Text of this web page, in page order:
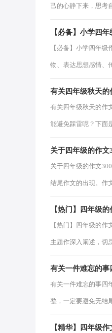
己的心静下来，思考
【必备】小学四
【必备】小学四年
物、表达思想感情、
有关四年级秋天的
有关四年级秋天的作
能避免踩雷呢？下面
关于四年级的作文
关于四年级的作文
结尾作文的出现。作
【热门】四年级
【热门】四年级的
主题作深入阐述，切
有关一件难忘的事
有关一件难忘的事四
整，一定要避免无结
【精华】四年级